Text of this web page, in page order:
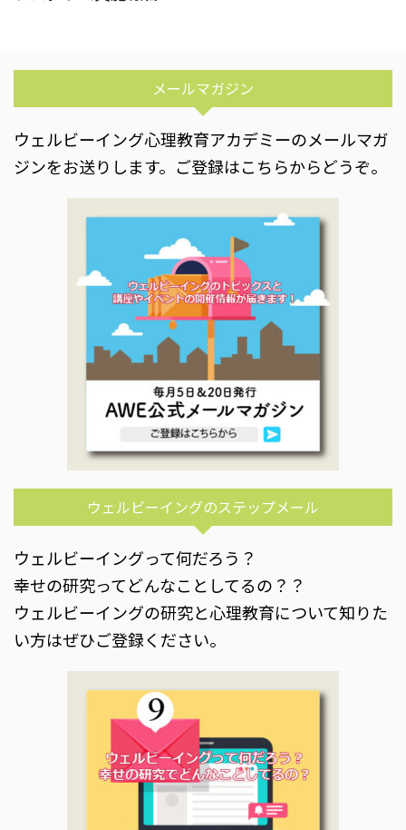
メールマガジン
ウェルビーイング心理教育アカデミーのメールマガ
ジンをお送りします。ご登録はこちらからどうぞ。
ウェルビーイングのステップメール
ウェルビーイングって何だろう？
幸せの研究ってどんなことしてるの？？
ウェルビーイングの研究と心理教育について知りた
い方はぜひご登録ください。